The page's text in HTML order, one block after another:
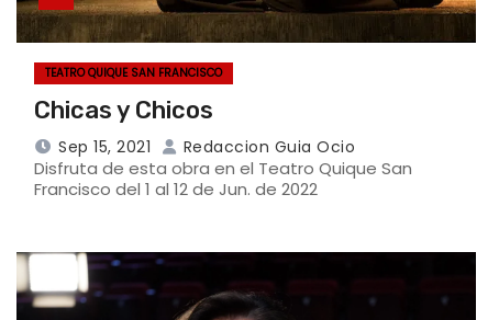
TEATRO QUIQUE SAN FRANCISCO
Chicas y Chicos
Sep 15, 2021 Redaccion Guia Ocio
Disfruta de esta obra en el Teatro Quique San
Francisco del 1 al 12 de Jun. de 2022